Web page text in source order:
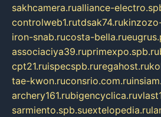
sakhcamera.rualliance-
controlweb1.rutdsak74.ru
iron-snab.rucosta-bella.ru
associaciya39.ruprimexpo.spb.ru
cpt21.ruispecspb.ruregahost.ru
tae-kwon.ruconsrio.com.ru
archery161.rubigencyclica.ru
sarmiento.spb.suextelopedia.ru